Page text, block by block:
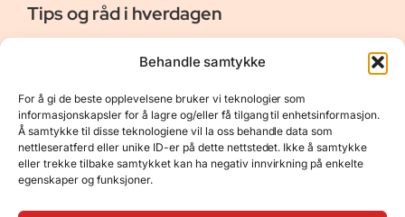
Behandle samtykke
For å gi de beste opplevelsene bruker vi teknologier som
informasjonskapsler for å lagre og/eller få tilgang til enhetsinformasjon.
Å samtykke til disse teknologiene vil la oss behandle data som
nettleseratferd eller unike ID-er på dette nettstedet. Ikke å samtykke
eller trekke tilbake samtykket kan ha negativ innvirkning på enkelte
egenskaper og funksjoner.
Tips og råd i hverdagen
Er vår bloggside hvor vi ønsker å dele våre opplevelser og
gi deg råd og tips innen reiser, hotell - og restauranter,
naturopplevelser, personlig pleie, data, film og bøker m.m.
Nyttige Linker
Om oss
Kontakt
Resurser
Personvernerklæring
Opphavsrett